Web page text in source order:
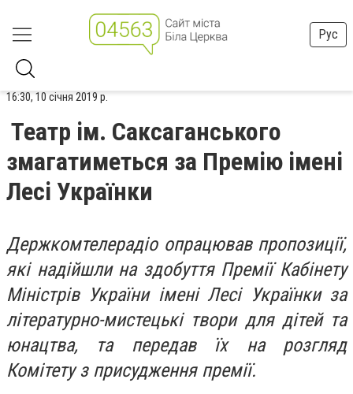
Рус
16:30, 10 січня 2019 р.
Театр ім. Саксаганського
змагатиметься за Премію імені
Лесі Українки
Держкомтелерадіо опрацював пропозиції,
які надійшли на здобуття Премії Кабінету
Міністрів України імені Лесі Українки за
літературно-мистецькі твори для дітей та
юнацтва, та передав їх на розгляд
Комітету з присудження премії.